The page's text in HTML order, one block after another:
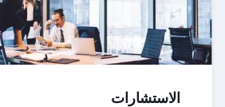
الاستشارات